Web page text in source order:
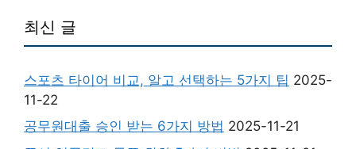
최신 글
스포츠 타이어 비교, 알고 선택하는 5가지 팁 2025-
11-22
공무원대출 승인 받는 6가지 방법 2025-11-21